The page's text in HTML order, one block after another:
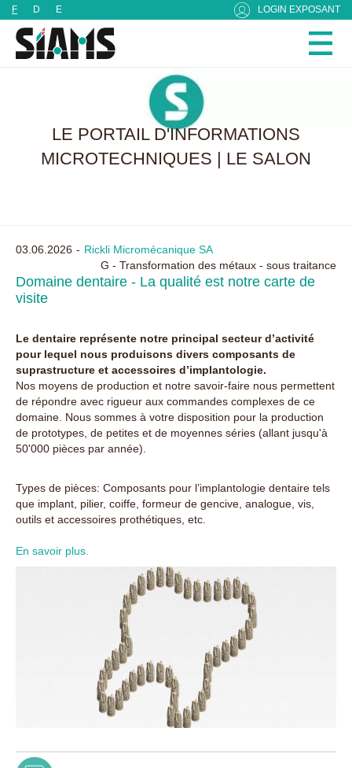
F D E LOGIN EXPOSANT
LE PORTAIL D'INFORMATIONS
MICROTECHNIQUES | LE SALON
03.06.2026
Rickli Micromécanique SA
G - Transformation des métaux - sous traitance
Domaine dentaire - La qualité est notre carte de
visite
Le dentaire représente notre principal secteur d’activité
pour lequel nous produisons divers composants de
suprastructure et accessoires d’implantologie.
Nos moyens de production et notre savoir-faire nous permettent
de répondre avec rigueur aux commandes complexes de ce
domaine. Nous sommes à votre disposition pour la production
de prototypes, de petites et de moyennes séries (allant jusqu'à
50'000 pièces par année).
Types de pièces: Composants pour l’implantologie dentaire tels
que implant, pilier, coiffe, formeur de gencive, analogue, vis,
outils et accessoires prothétiques, etc.
En savoir plus.
Panneau de gestion des cookies